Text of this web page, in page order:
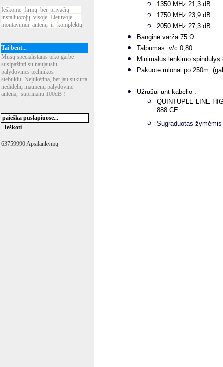
Ieškome firmų bei privačių
instaliuotojų visoje Lietuvoje
montavimui antenų ir komplektų
Tai bent...
Mūsų specialistams teko garbė
susipažinti su naujausiu
palydovinės technikos
stebuklu. Neįtikėtina, bet jau sukurta
nedidelių matmenų palydovinė
antena, stiprinanti 100dB !
63759990 Apsilankymų
1350 MHz 21,3 dB
1750 MHz 23,9 dB
2050 MHz 27,3 dB
Banginė varža 75 Ω
Talpumas v/c 0,80
Minimalus lenkimo spindulys
Pakuotė rulonai po 250m
Užrašai ant kabelio :
QUINTUPLE LINE
888 CE
Sugraduotas